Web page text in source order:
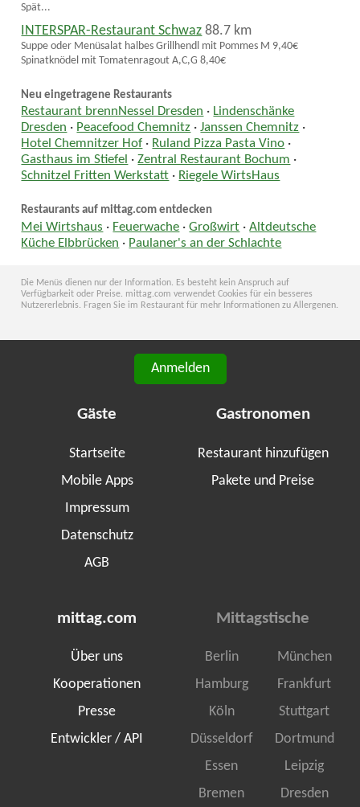
Spät...
INTERSPAR-Restaurant Schwaz 88.7 km
Suppe oder Menüsalat halbes Grillhendl mit Pommes M 9,40€
Spinatknödel mit Tomatenragout A,C,G 8,40€
Neu eingetragene Restaurants
Restaurant brennNessel Dresden · Lindenschänke
Dresden · Peacefood Chemnitz ·Janssen Chemnitz ·
Hotel Chemnitzer Hof · Ruland Pizza Pasta Vino ·
Gasthaus im Stiefel ·Zentral Restaurant Bochum ·
Schnitzel Fritten Werkstatt · Riegele WirtsHaus
Restaurants auf mittag.com entdecken
Mei Wirtshaus · Feuerwache ·Großwirt ·Altdeutsche
Küche Elbbrücken · Paulaner's an der Schlachte
Die Menüs dienen nur der Information. Es besteht kein Anspruch auf
Verfügbarkeit oder Preise. mittag.com verwendet Cookies für ein besseres
Nutzererlebnis. Fragen Sie im Restaurant für mehr Informationen zu Allergenen.
Anmelden
Gäste
Startseite
Mobile Apps
Impressum
Datenschutz
AGB
Gastronomen
Restaurant hinzufügen
Pakete und Preise
mittag.com
Über uns
Kooperationen
Presse
Entwickler / API
Mittagstische
Berlin
München
Hamburg
Frankfurt
Köln
Stuttgart
Düsseldorf
Dortmund
Essen
Leipzig
Bremen
Dresden